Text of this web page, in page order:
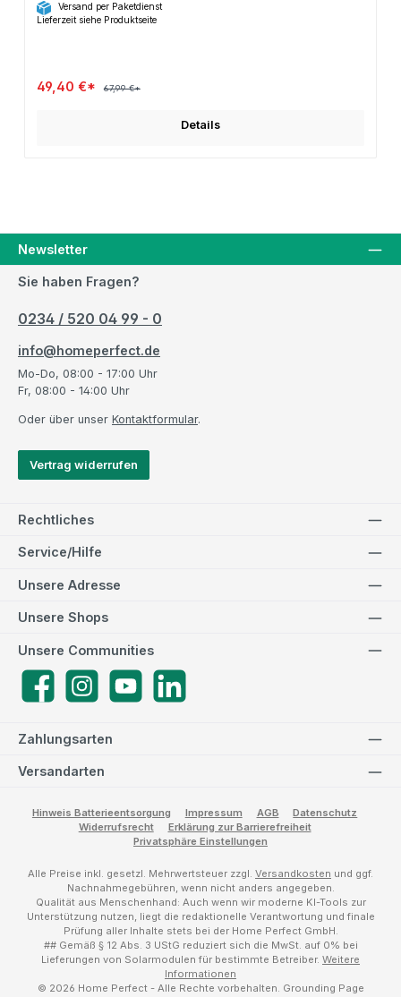
Versand per Paketdienst
Lieferzeit siehe Produktseite
49,40 €* 67,99 €*
Details
Newsletter
Sie haben Fragen?
0234 / 520 04 99 - 0
info@homeperfect.de
Mo-Do, 08:00 - 17:00 Uhr
Fr, 08:00 - 14:00 Uhr
Oder über unser Kontaktformular.
Vertrag widerrufen
Rechtliches
Service/Hilfe
Zahlungsarten
Versandarten
Unsere Adresse
Unsere Communities
FacebookInstagramYouTube
Unsere Shops
Hinweis Batterieentsorgung Impressum AGB
Datenschutz
Widerrufsrecht
Erklärung zur Barrierefreiheit
Privatsphäre Einstellungen
Alle Preise inkl. gesetzl. Mehrwertsteuer zzgl. Versandkosten und ggf.
Nachnahmegebühren, wenn nicht anders angegeben.
Qualität aus Menschenhand: Auch wenn wir moderne KI-Tools zur
Unterstützung nutzen, liegt die redaktionelle Verantwortung und finale
Prüfung aller Inhalte stets bei der Home Perfect GmbH.
## Gemäß § 12 Abs. 3 UStG reduziert sich die MwSt. auf 0% bei
Lieferungen von Solarmodulen für bestimmte Betreiber. Weitere
Informationen
© 2026 Home Perfect - Alle Rechte vorbehalten. Grounding Page